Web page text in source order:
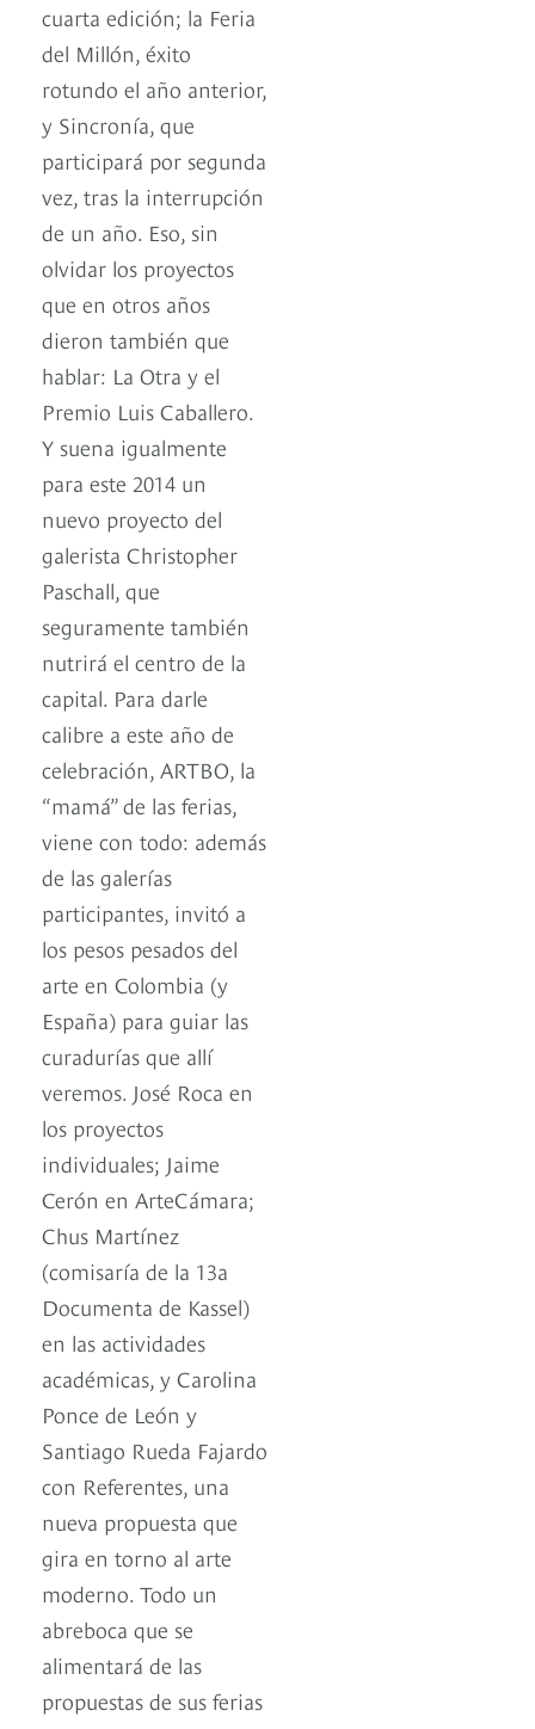
cuarta edición; la Feria
del Millón, éxito
rotundo el año anterior,
y Sincronía, que
participará por segunda
vez, tras la interrupción
de un año. Eso, sin
olvidar los proyectos
que en otros años
dieron también que
hablar: La Otra y el
Premio Luis Caballero.
Y suena igualmente
para este 2014 un
nuevo proyecto del
galerista Christopher
Paschall, que
seguramente también
nutrirá el centro de la
capital. Para darle
calibre a este año de
celebración, ARTBO, la
“mamá” de las ferias,
viene con todo: además
de las galerías
participantes, invitó a
los pesos pesados del
arte en Colombia (y
España) para guiar las
curadurías que allí
veremos. José Roca en
los proyectos
individuales; Jaime
Cerón en ArteCámara;
Chus Martínez
(comisaría de la 13a
Documenta de Kassel)
en las actividades
académicas, y Carolina
Ponce de León y
Santiago Rueda Fajardo
con Referentes, una
nueva propuesta que
gira en torno al arte
moderno. Todo un
abreboca que se
alimentará de las
propuestas de sus ferias